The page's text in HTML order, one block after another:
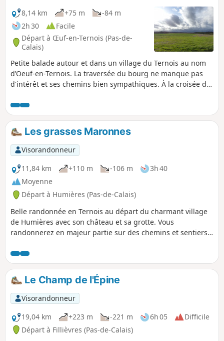
8,14 km
+75 m
-84 m
2h 30
Facile
Départ à Œuf-en-Ternois (Pas-de-
Calais)
Petite balade autour et dans un village du Ternois au nom
d’Oeuf-en-Ternois. La traversée du bourg ne manque pas
d'intérêt et ses chemins bien sympathiques. À la croisée du
quelques chevreuils.
Les grasses Maronnes
Visorandonneur
11,84 km
+110 m -106 m
3h 40
Moyenne
Départ à Humières (Pas-de-Calais)
Belle randonnée en Ternois au départ du charmant village
de Humières avec son château et sa grotte. Vous
randonnerez en majeur partie sur des chemins et sentiers
paysage fait vite oublier ce détail.
Le Champ de l'Épine
Visorandonneur
19,04 km
+223 m -221 m 6h 05
Difficile
Départ à Fillièvres (Pas-de-Calais)